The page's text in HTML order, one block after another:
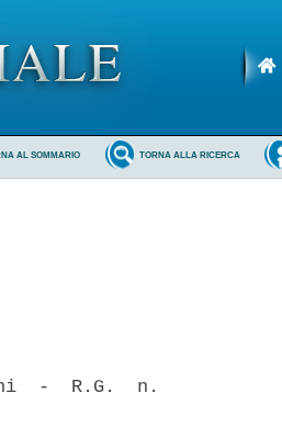
TORNA ALLA RICERCA
AL SOMMARIO
-  R.G.  n.